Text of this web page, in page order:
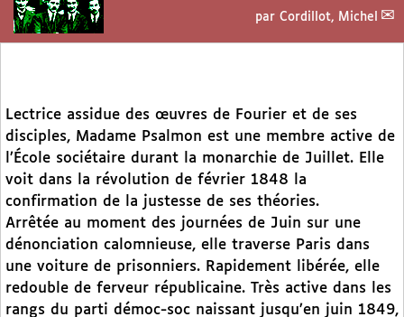
par Cordillot, Michel
Lectrice assidue des œuvres de Fourier et de ses
disciples, Madame Psalmon est une membre active de
l’École sociétaire durant la monarchie de Juillet. Elle
voit dans la révolution de février 1848 la
confirmation de la justesse de ses théories.
Arrêtée au moment des journées de Juin sur une
dénonciation calomnieuse, elle traverse Paris dans
une voiture de prisonniers. Rapidement libérée, elle
redouble de ferveur républicaine. Très active dans les
rangs du parti démoc-soc naissant jusqu’en juin 1849,